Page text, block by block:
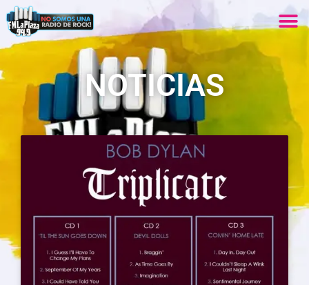
NOTICIAS